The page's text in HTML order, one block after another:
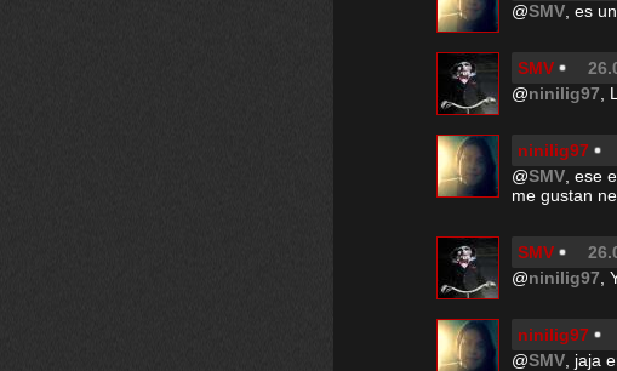
@SMV , es
SMV
@ninilig97
ninilig97
@SMV , ese
me gustan
SMV
@ninilig97
ninilig97
@SMV , jaja